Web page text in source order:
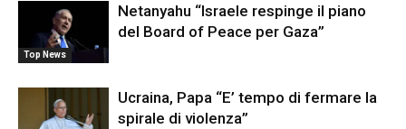
Top News
Netanyahu “Israele respinge il piano
del Board of Peace per Gaza”
Ucraina, Papa “E’ tempo di fermare la
spirale di violenza”